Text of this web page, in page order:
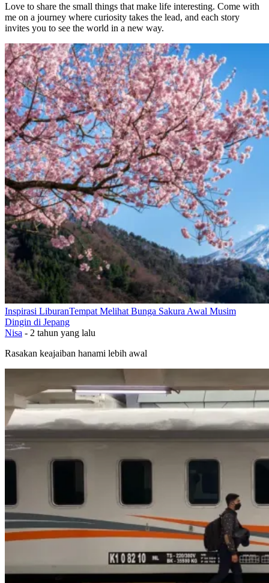
Love to share the small things that make life interesting. Come with
me on a journey where curiosity takes the lead, and each story
invites you to see the world in a new way.
Inspirasi LiburanTempat Melihat Bunga Sakura Awal Musim
Dingin di Jepang
Nisa - 2 tahun yang lalu
Rasakan keajaiban hanami lebih awal